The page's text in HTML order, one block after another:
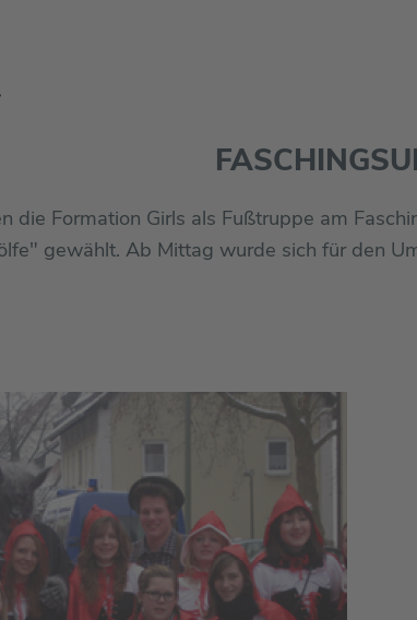
die Formation Girls als Fußtruppe am
gewählt. Ab Mittag wurde sich für den